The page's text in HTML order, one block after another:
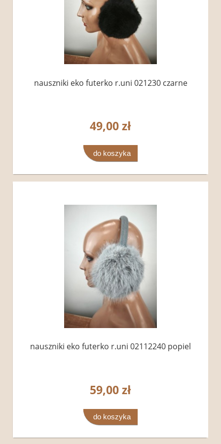
nauszniki eko futerko r.uni 021230 czarne
49,00 zł
do koszyka
nauszniki eko futerko r.uni 02112240 popiel
59,00 zł
do koszyka